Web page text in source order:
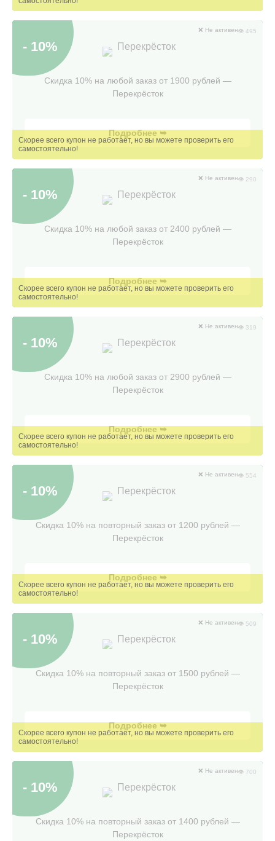
- 10% Перекрёсток
Скидка 10% на любой заказ от 1900 рублей —
Перекрёсток
❌ Не активен👁 495
Подробнее ➥
- 10% Перекрёсток
Скидка 10% на любой заказ от 2400 рублей —
Перекрёсток
❌ Не активен👁 290
Подробнее ➥
- 10% Перекрёсток
Скидка 10% на любой заказ от 2900 рублей —
Перекрёсток
❌ Не активен👁 319
Подробнее ➥
- 10% Перекрёсток
Скидка 10% на повторный заказ от 1200 рублей —
Перекрёсток
❌ Не активен👁 554
Подробнее ➥
- 10% Перекрёсток
Скидка 10% на повторный заказ от 1500 рублей —
Перекрёсток
❌ Не активен👁 509
Подробнее ➥
- 10% Перекрёсток
Скидка 10% на повторный заказ от 1400 рублей —
Перекрёсток
❌ Не активен👁 700